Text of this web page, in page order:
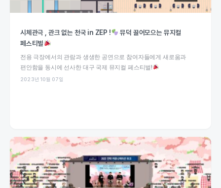
시체관극 , 관크 없는 천국 in ZEP !
뮤덕 끌어모으는 뮤지컬
페스티벌
전용 극장에서의 관람과 생생한 공연으로 참여자들에게 새로움과
편안함을 동시에 선사한 대구 국제 뮤지컬 페스티벌!
2023년 10월 07일